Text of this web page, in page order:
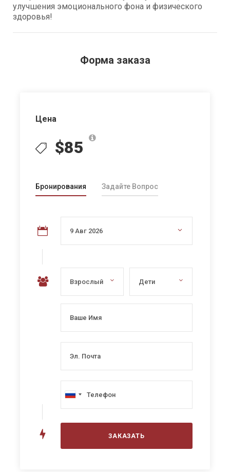
Цена
$85
Бронирования Задайте Вопрос
улучшения эмоционального фона и физического
здоровья!
Форма заказа